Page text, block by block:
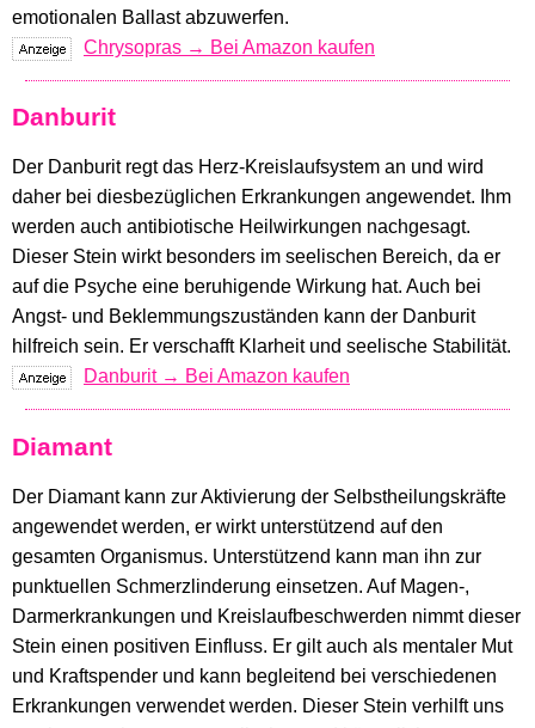
emotionalen Ballast abzuwerfen.
Chrysopras → Bei Amazon kaufen
Danburit
Der Danburit regt das Herz-Kreislaufsystem an und wird
daher bei diesbezüglichen Erkrankungen angewendet. Ihm
werden auch antibiotische Heilwirkungen nachgesagt.
Dieser Stein wirkt besonders im seelischen Bereich, da er
auf die Psyche eine beruhigende Wirkung hat. Auch bei
Angst- und Beklemmungszuständen kann der Danburit
hilfreich sein. Er verschafft Klarheit und seelische Stabilität.
Danburit → Bei Amazon kaufen
Diamant
Der Diamant kann zur Aktivierung der Selbstheilungskräfte
angewendet werden, er wirkt unterstützend auf den
gesamten Organismus. Unterstützend kann man ihn zur
punktuellen Schmerzlinderung einsetzen. Auf Magen-,
Darmerkrankungen und Kreislaufbeschwerden nimmt dieser
Stein einen positiven Einfluss. Er gilt auch als mentaler Mut
und Kraftspender und kann begleitend bei verschiedenen
Erkrankungen verwendet werden. Dieser Stein verhilft uns